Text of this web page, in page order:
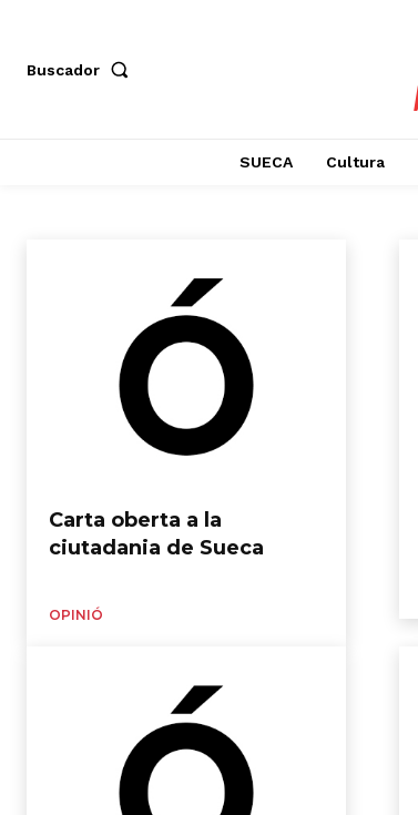
Buscador
SUECA Cultura
Carta oberta a la
ciutadania de Sueca
OPINIÓ